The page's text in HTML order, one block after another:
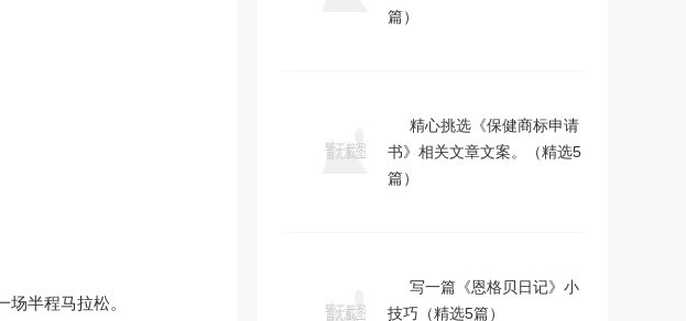
半程马拉松。
篇）
精心挑选《保健商标申请
书》相关文章文案。（精选5
篇）
写一篇《恩格贝日记》小
技巧（精选5篇）